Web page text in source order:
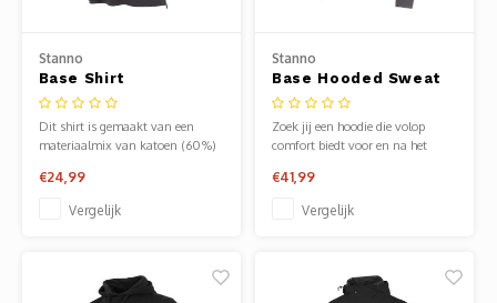
Stanno
Base Shirt
Donkergrijs
Dit shirt is gemaakt van een
materiaalmix van katoen (60%)
hals is gemaakt van elastisch rib-
materiaal.
€24,99
Vergelijk
Stanno
Base Hooded Sweat
Top Donkergrijs
Zoek jij een hoodie die volop
comfort biedt voor en na het
momenten, dan is deze Stanno
hoodie een goede keuze.
€41,99
Vergelijk